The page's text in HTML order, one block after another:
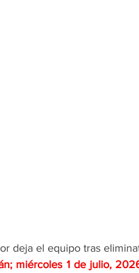
deja el equipo tras
miércoles 1 de julio,